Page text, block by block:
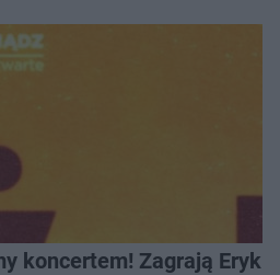
koncertem! Zagrają Eryk